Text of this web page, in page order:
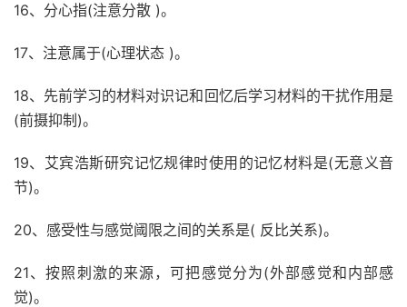
16、分心指(注意分散 )。
17、注意属于(心理状态 )。
18、先前学习的材料对识记和回忆后学习材料的干扰作用是
(前摄抑制)。
19、艾宾浩斯研究记忆规律时使用的记忆材料是(无意义音
节)。
20、感受性与感觉阈限之间的关系是( 反比关系)。
21、按照刺激的来源，可把感觉分为(外部感觉和内部感
觉)。